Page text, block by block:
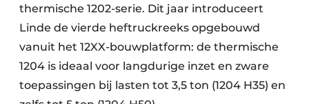
thermische 1202-serie. Dit jaar introduceert
Linde de vierde heftruckreeks opgebouwd
vanuit het 12XX-bouwplatform: de thermische
1204 is ideaal voor langdurige inzet en zware
toepassingen bij lasten tot 3,5 ton (1204 H35) en